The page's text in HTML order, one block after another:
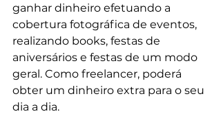
ganhar dinheiro efetuando a
cobertura fotográfica de eventos,
realizando books, festas de
aniversários e festas de um modo
geral. Como freelancer, poderá
obter um dinheiro extra para o seu
dia a dia.